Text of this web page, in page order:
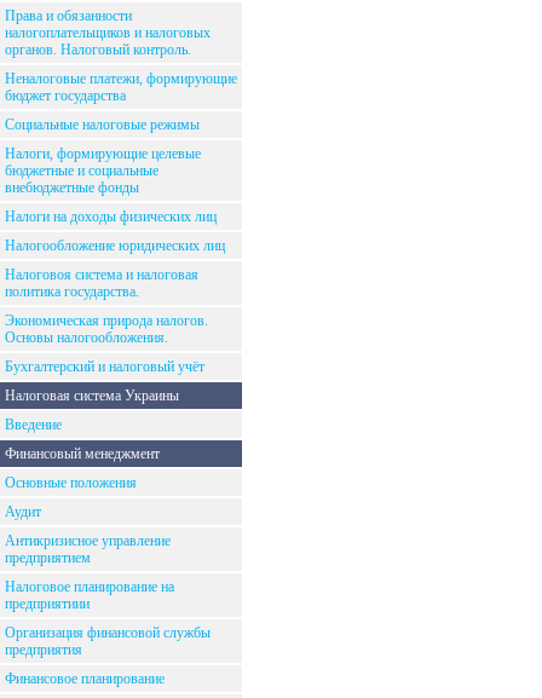
Права и обязанности
налогоплательщиков и налоговых
органов. Налоговый контроль.
Неналоговые платежи, формирующие
бюджет государства
Социальные налоговые режимы
Налоги, формирующие целевые
бюджетные и социальные
внебюджетные фонды
Налоги на доходы физических лиц
Налогообложение юридических лиц
Налоговоя система и налоговая
политика государства.
Экономическая природа налогов.
Основы налогообложения.
Бухгалтерский и налоговый учёт
Налоговая система Украины
Введение
Финансовый менеджмент
Основные положения
Аудит
Антикризисное управление
предприятием
Налоговое планирование на
предприятиии
Организация финансовой службы
предприятия
Финансовое планирование